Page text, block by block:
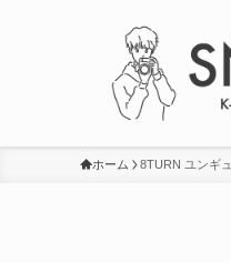
ホーム 8TURN ユンギュ